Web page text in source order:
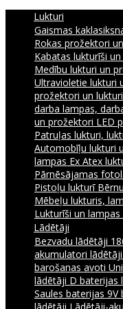
Lukturi
Gaismas
Rokas prožektori
Kabatas lukturīši
Medību lukturi un
Ultravioletie lukturi
prožektori un lukturi
darba lampas,
un prožektori LED
Patruļas lukturi,
Automobīļu lukturi
lampas Ex Atex
Pārnēsājamas
Pistoļu lukturī
Mēbeļu lukturis,
Lukturīši un lampas
Lādētāji
Bezvadu lādētāji
akumulatori lādētāji
barošanas avoti
lādētāji D baterijas
Saules baterijas 9V
lādētāji Lādētāji-